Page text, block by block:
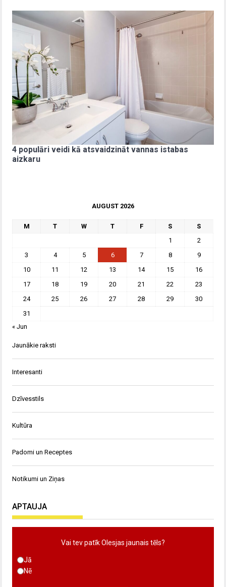
4 populāri veidi kā atsvaidzināt vannas istabas
aizkaru
AUGUST 2026
M T W T F S
S
1
2
3
4 5 6 7 8
9
10
11 12 13 14 15
16
17
18 19 20 21 22
23
24
25 26 27 28 29
30
31
« Jun
Jaunākie raksti
Interesanti
Dzīvesstils
Kultūra
Padomi un Receptes
Notikumi un Ziņas
APTAUJA
Vai tev patīk Olesjas jaunais tēls?
Jā
Nē